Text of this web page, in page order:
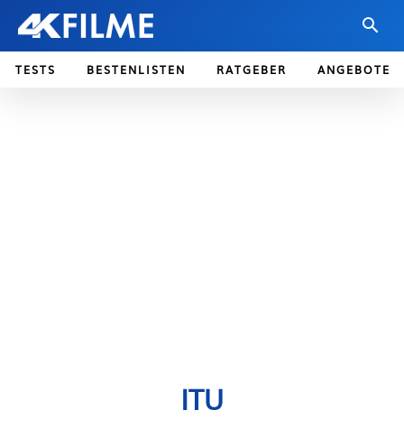
TESTS BESTENLISTEN RATGEBER ANGEBOTE
ITU